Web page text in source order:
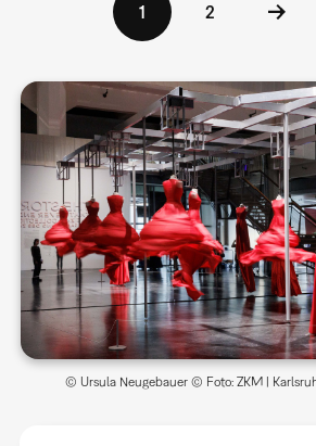
Aktuelle
Seite
1 Seite
2
© Ursula Neugebauer © Foto: ZKM |